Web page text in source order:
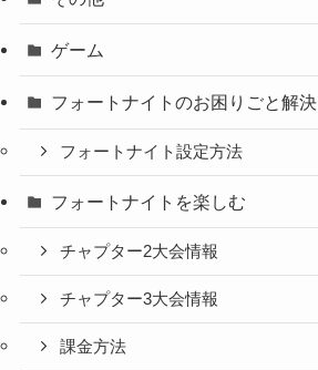
ゲーム
フォートナイトのお困りごと解決
フォートナイト設定方法
フォートナイトを楽しむ
チャプター2大会情報
チャプター3大会情報
課金方法